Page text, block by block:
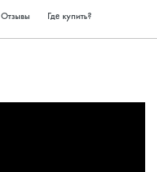
Отзывы Где купить?